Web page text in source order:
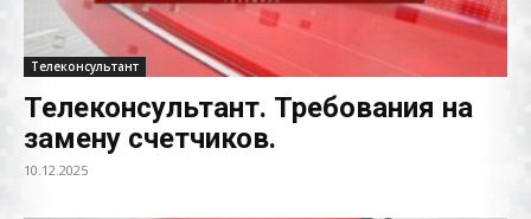
Телеконсультант
Телеконсультант. Требования на
замену счетчиков.
10.12.2025